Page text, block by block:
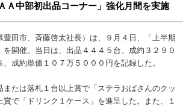
Ａ中部初出品コーナー」強化月間を実施
田市、斉藤啓太社長）は、９月４日、「上半期
開催。当日は、出品４４４５台、成約３２９０
成約単価１０７万５０００円を記録した。
たは落札１台以上賞で「ステラおばさんのクッ
賞で「ドリンク１ケース」を進呈した。また、１